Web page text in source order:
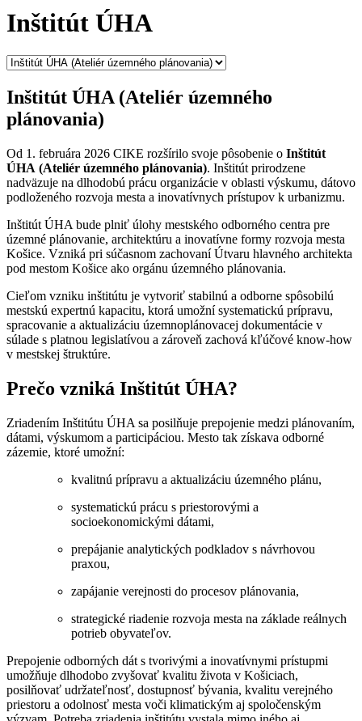
Inštitút ÚHA
Inštitút ÚHA (Ateliér územného
plánovania)
Od 1. februára 2026 CIKE rozšírilo svoje pôsobenie o Inštitút
ÚHA (Ateliér územného plánovania). Inštitút prirodzene
nadväzuje na dlhodobú prácu organizácie v oblasti výskumu, dátovo
podloženého rozvoja mesta a inovatívnych prístupov k urbanizmu.
Inštitút ÚHA bude plniť úlohy mestského odborného centra pre
územné plánovanie, architektúru a inovatívne formy rozvoja mesta
Košice. Vzniká pri súčasnom zachovaní Útvaru hlavného architekta
pod mestom Košice ako orgánu územného plánovania.
Cieľom vzniku inštitútu je vytvoriť stabilnú a odborne spôsobilú
mestskú expertnú kapacitu, ktorá umožní systematickú prípravu,
spracovanie a aktualizáciu územnoplánovacej dokumentácie v
súlade s platnou legislatívou a zároveň zachová kľúčové know-how
v mestskej štruktúre.
Prečo vzniká Inštitút ÚHA?
Zriadením Inštitútu ÚHA sa posilňuje prepojenie medzi plánovaním,
dátami, výskumom a participáciou. Mesto tak získava odborné
zázemie, ktoré umožní:
kvalitnú prípravu a aktualizáciu územného plánu,
systematickú prácu s priestorovými a
socioekonomickými dátami,
prepájanie analytických podkladov s návrhovou
praxou,
zapájanie verejnosti do procesov plánovania,
strategické riadenie rozvoja mesta na základe reálnych
potrieb obyvateľov.
Prepojenie odborných dát s tvorivými a inovatívnymi prístupmi
umožňuje dlhodobo zvyšovať kvalitu života v Košiciach,
posilňovať udržateľnosť, dostupnosť bývania, kvalitu verejného
priestoru a odolnosť mesta voči klimatickým aj spoločenským